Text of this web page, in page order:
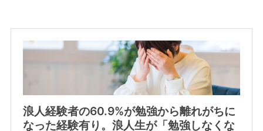
す。
がくしん: 今日のミッションはですね、このやる気低下のリアル
な原因と、それをどうやって乗り越えるか、ここを徹底的に解き
明かすことです。